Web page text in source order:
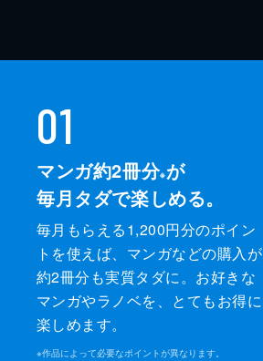
01
マンガ約2冊分※が
毎月タダで楽しめる。
毎月もらえる1,200円分のポイン
トを使えば、マンガなどの購入が
約2冊分も実質タダに。お好きな
マンガやラノベを、とてもお得に
楽しめます。
※作品によって必要なポイントが異なります。